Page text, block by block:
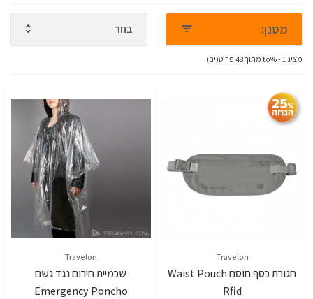
מסנן: בחר
מציג 1 - %to מתוך 48 פריט(ים)
Travelon
חגורת כסף חוסם Waist Pouch
Rfid
Travelon
שכמיית חירום נגד גשם
Emergency Poncho